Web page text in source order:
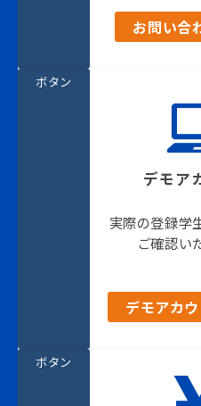
お問い合
デモア
実際の登録学
ご確認い
ボタン
デモアカ
ボタン